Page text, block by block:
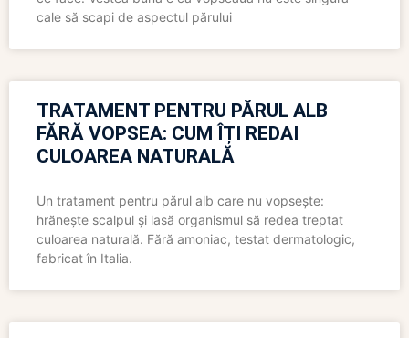
cale să scapi de aspectul părului
TRATAMENT PENTRU PĂRUL ALB
FĂRĂ VOPSEA: CUM ÎȚI REDAI
CULOAREA NATURALĂ
Un tratament pentru părul alb care nu vopsește:
hrănește scalpul și lasă organismul să redea treptat
culoarea naturală. Fără amoniac, testat dermatologic,
fabricat în Italia.